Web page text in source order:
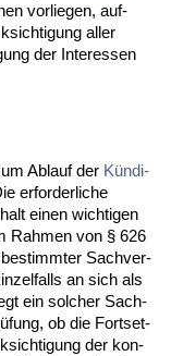
vor­lie­gen, auf­
al­ler
der In­ter­es­sen
Ab­lauf der Kündi­
er­for­der­li­che
ei­nen wich­ti­gen
Rah­men von § 626
Sach­ver­
an sich als
ein sol­cher Sach­
ob die Fort­set­
der kon­